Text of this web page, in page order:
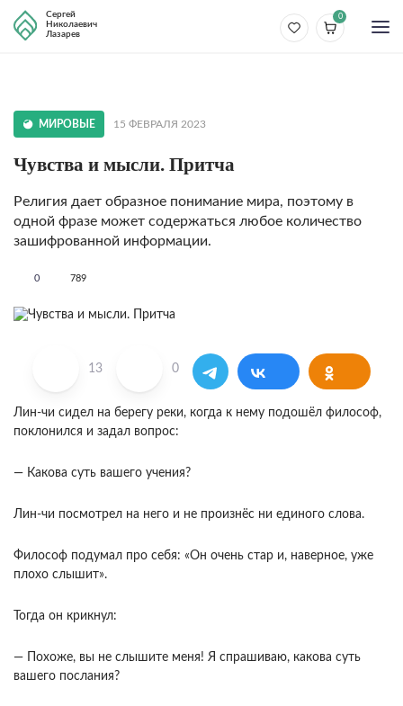
Сергей
Николаевич
Лазарев
0
МИРОВЫЕ 15 ФЕВРАЛЯ 2023
Чувства и мысли. Притча
Религия дает образное понимание мира, поэтому в
одной фразе может содержаться любое количество
зашифрованной информации.
0 789
13 0
Лин-чи сидел на берегу реки, когда к нему подошёл философ,
поклонился и задал вопрос:
— Какова суть вашего учения?
Лин-чи посмотрел на него и не произнёс ни единого слова.
Философ подумал про себя: «Он очень стар и, наверное, уже
плохо слышит».
Тогда он крикнул:
— Похоже, вы не слышите меня! Я спрашиваю, какова суть
вашего послания?